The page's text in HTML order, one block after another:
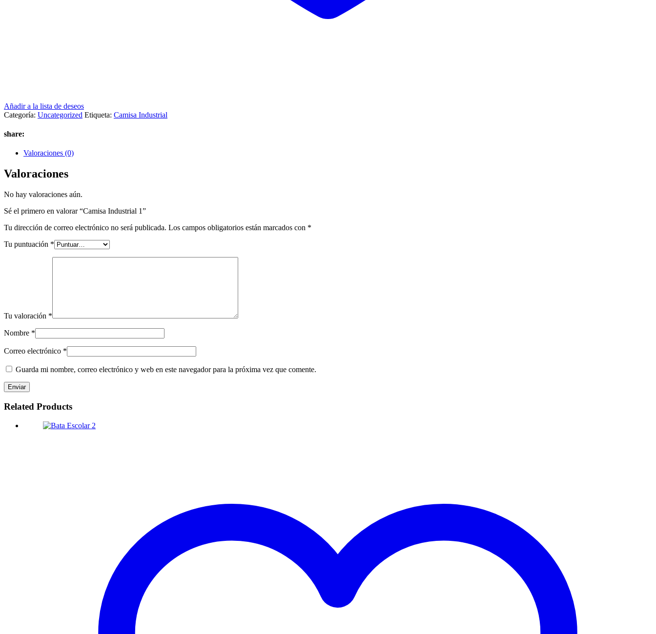
Añadir a la lista de deseos
Categoría: Uncategorized Etiqueta: Camisa Industrial
share:
Valoraciones (0)
Valoraciones
No hay valoraciones aún.
Sé el primero en valorar “Camisa Industrial 1”
Tu dirección de correo electrónico no será publicada. Los campos obligatorios están marcados con *
Tu puntuación *
Tu valoración *
Nombre *
Correo electrónico *
Guarda mi nombre, correo electrónico y web en este navegador para la próxima vez que comente.
Related Products